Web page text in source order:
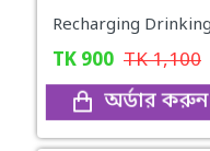
TK 900 TK1,100
অর্ডার করুন